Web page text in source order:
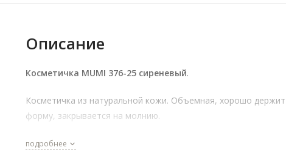
Описание
Косметичка MUMI 376-25 сиреневый.
Косметичка из натуральной кожи. Объемная, хорошо держит
форму, закрывается на молнию.
подробнее